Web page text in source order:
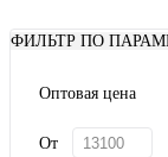
ФИЛЬТР ПО
Оптовая цена
От